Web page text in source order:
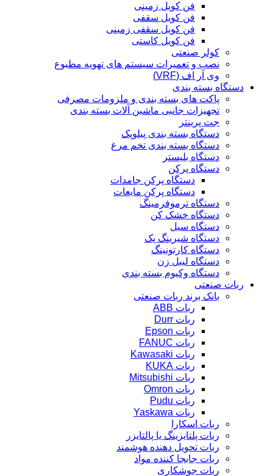
فن کویل زمینی
فن کویل سقفی
فن کویل سقفی زمینی
فن کویل کاستی
کولر صنعتی
نصب و تعمیرات سیستم های تهویه مطبوع
وی آر اف (VRF)
دستگاه بسته بندی
پاکت های بسته بندی و ملزومات مصرفی
تجهیزات جانبی ماشین آلات بسته بندی
جت پرینتر
دستگاه بسته بندی پیلوپک
دستگاه بسته بندی تخم مرغ
دستگاه بلیستر
دستگاه پرکن
دستگاه پرکن جامدات
دستگاه پرکن مایعات
دستگاه ترموفرمینگ
دستگاه خشک کن
دستگاه سیل
دستگاه شیرینگ پک
دستگاه کارتونینگ
دستگاه لیبل زن
دستگاه وکیوم بسته بندی
ربات صنعتی
بانک برند ربات صنعتی
ربات ABB
ربات Durr
ربات Epson
ربات FANUC
ربات Kawasaki
ربات KUKA
ربات Mitsubishi
ربات Omron
ربات Pudu
ربات Yaskawa
ربات اسکارا
ربات پلتایزینگ یا پالتایزر
ربات تحویل دهنده هوشمند
ربات جابجا کننده مواد
ربات جوشکاری